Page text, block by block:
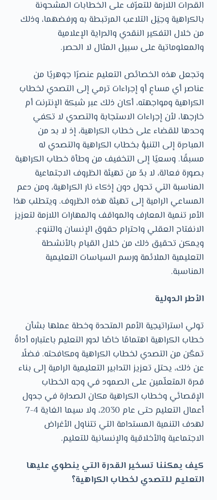
القدرات اللازمة للتعرّف على الخطابات المشحونة
بالكراهية وحِيَل التلاعب المرتبطة به ورفضهما، وذلك
من خلال التفكير النقدي والدراية الإعلامية
والمعلوماتية على سبيل المثال لا الحصر.
وتجعل هذه الخصائص التعليم عنصرًا جوهريًا من
عناصر أي مساعٍ أو إجراءات ترمي إلى التصدي لخطاب
الكراهية ومواجهته، أكان ذلك عبر شبكة الإنترنت أم
خارجها، لأن إجراءات الاستجابة والتصدي لا تكفي
وحدها للقضاء على خطاب الكراهية، إذ لا بد من
المبادرة إلى التنبؤ بخطاب الكراهية والتصدي له
مسبقًا. وسعيًا إلى التخفيف من وطأة خطاب الكراهية
بصورة فعالة، لا بدّ من تهيئة الظروف الاجتماعية
المناسبة التي تحول دون إذكاء نار الكراهية، ومن دعم
المساعي الرامية إلى تهيئة هذه الظروف. ويتطلب هذا
الأمر تنمية المعارف والمواقف والمهارات اللازمة لتعزيز
الانفتاح العقلي واحترام حقوق الإنسان والتنوع.
ويمكن تحقيق ذلك من خلال القيام بالأنشطة
التعليمية الملائمة ورسم السياسات التعليمية
المناسبة.
الأطر الدولية
تولي استراتيجية الأمم المتحدة وخطة عملها بشأن
خطاب الكراهية اهتمامًا خاصًا لدور التعليم باعتباره أداةً
تمكّن من التصدي لخطاب الكراهية ومكافحته. فضلًا
عن ذلك، يحتل تعزيز التدابير التعليمية الرامية إلى بناء
قدرة المتعلّمين على الصمود في وجه الخطاب
الإقصائي وخطاب الكراهية مكان الصدارة في جدول
أعمال التعليم حتى عام 2030، ولا سيما الغاية 4-7
لهدف التنمية المستدامة التي تتناول الأغراض
الاجتماعية والأخلاقية والإنسانية للتعليم.
كيف يمكننا تسخير القدرة التي ينطوي عليها
التعليم للتصدي لخطاب الكراهية؟